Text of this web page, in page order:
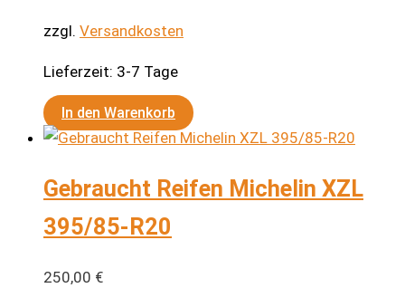
zzgl. Versandkosten
Lieferzeit: 3-7 Tage
In den Warenkorb
Gebraucht Reifen Michelin XZL
395/85-R20
250,00 €